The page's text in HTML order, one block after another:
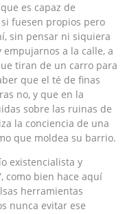
es capaz de
fuesen propios pero
sin pensar ni siquiera
empujarnos a la calle, a
tiran de un carro para
que el té de finas
no, y que en la
sobre las ruinas de
la conciencia de una
que moldea su barrio.
existencialista y
como bien hace aquí
herramientas
nunca evitar ese